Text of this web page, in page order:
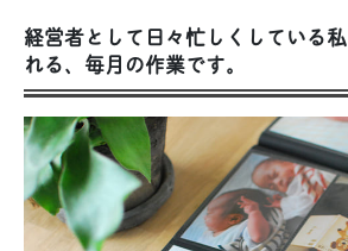
経営者として日々忙しくしている
れる、毎月の作業です。